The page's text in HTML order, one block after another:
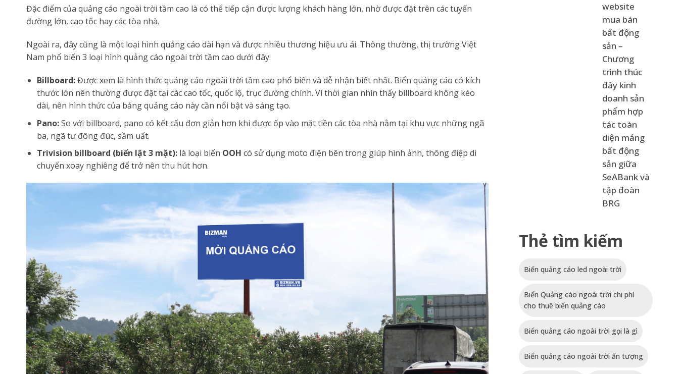
Đặc điểm của quảng cáo ngoài trời tầm cao là có thể tiếp cận được lượng khách hàng lớn, nhờ được đặt trên các tuyến
đường lớn, cao tốc hay các tòa nhà.
Ngoài ra, đây cũng là một loại hình quảng cáo dài hạn và được nhiều thương hiệu ưu ái. Thông thường, thị trường Việt
Nam phổ biến 3 loại hình quảng cáo ngoài trời tầm cao dưới đây:
Billboard:Được xem là hình thức quảng cáo ngoài trời tầm cao phổ biến và dễ nhận biết nhất. Biển quảng cáo có kích
thước lớn nên thường được đặt tại các cao tốc, quốc lộ, trục đường chính. Vì thời gian nhìn thấy billboard không kéo
dài, nên hình thức của bảng quảng cáo này cần nổi bật và sáng tạo.
Pano:So với billboard, pano có kết cấu đơn giản hơn khi được ốp vào mặt tiền các tòa nhà nằm tại khu vực những ngã
ba, ngã tư đông đúc, sầm uất.
Trivision billboard (biển lật 3 mặt):là loại biển OOH có sử dụng moto điện bên trong giúp hình ảnh, thông điệp di
chuyển xoay nghiêng để trở nên thu hút hơn.
website
mua bán
bất động
sản –
Chương
trình thúc
đẩy kinh
doanh sản
phẩm hợp
tác toàn
diện mảng
bất động
sản giữa
SeABank và
tập đoàn
BRG
Thẻ tìm kiếm
Biển quảng cáo led ngoài trời
Biển Quảng cáo ngoài trời chi phí
cho thuê biển quảng cáo
Biển quảng cáo ngoài trời gọi là gì
Biển quảng cáo ngoài trời ấn tượng